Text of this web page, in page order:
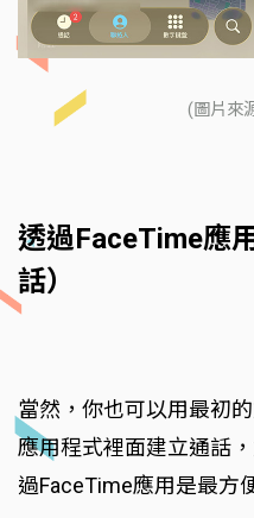
(圖片來
透過FaceTime應
話）
當然，你也可以用最初
應用程式裡面建立通話
過FaceTime應用是最方